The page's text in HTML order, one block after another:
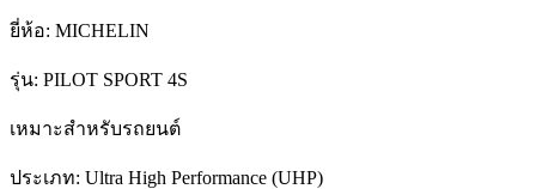
ยี่ห้อ: MICHELIN
รุ่น: PILOT SPORT 4S
เหมาะสำหรับรถยนต์
ประเภท: Ultra High Performance (UHP)